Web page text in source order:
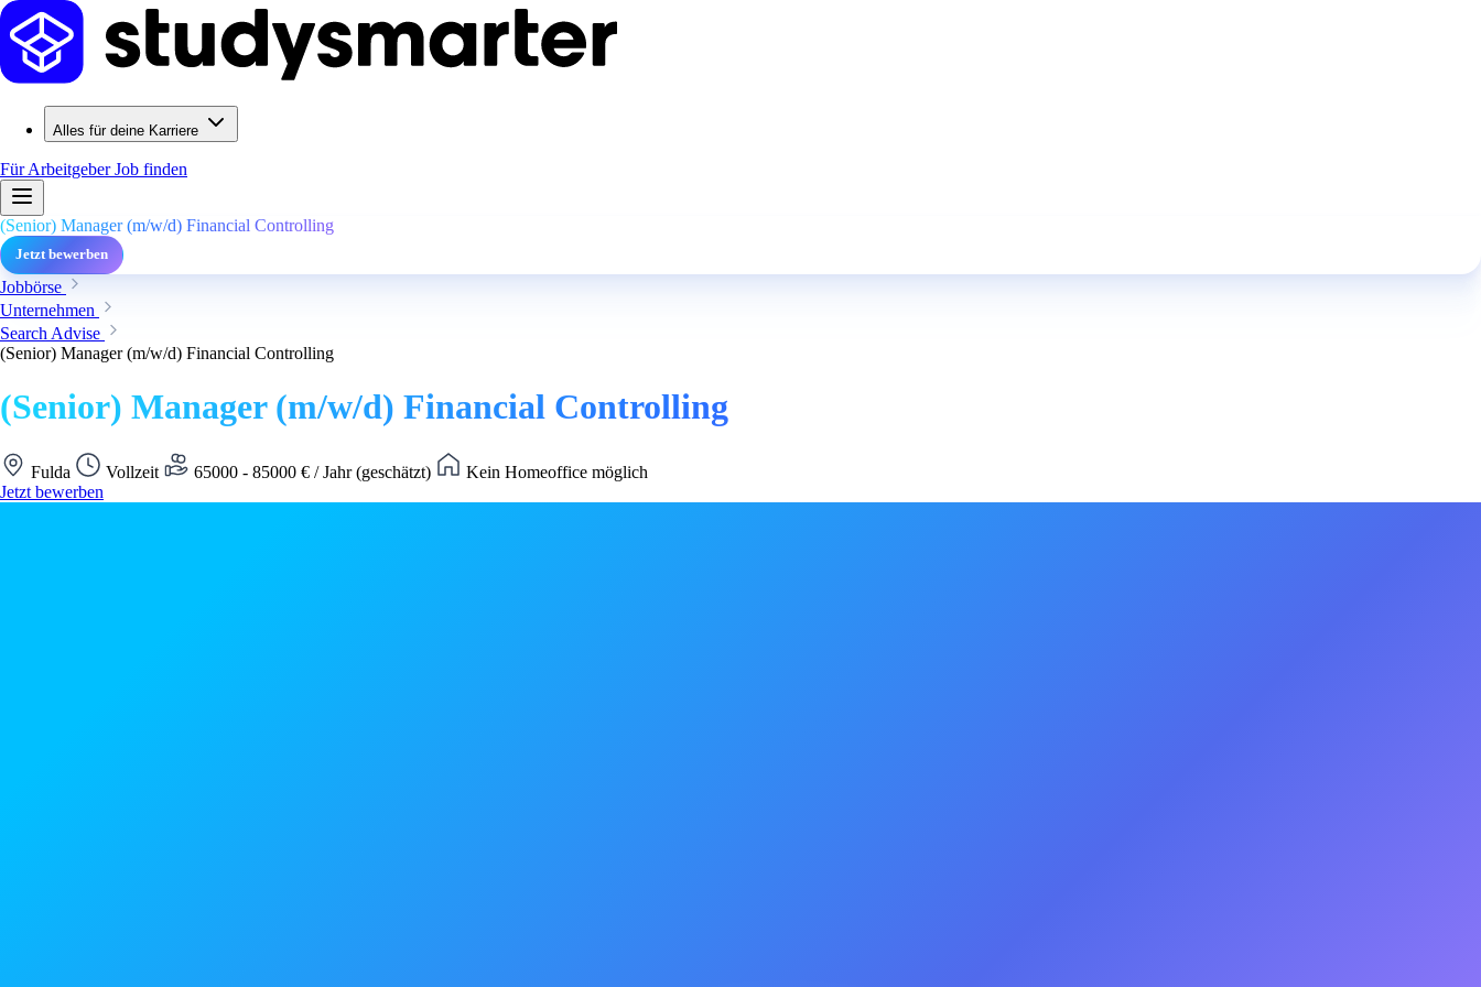
Alles für deine Karriere
Für ArbeitgeberJob finden
(Senior) Manager (m/w/d) Financial Controlling
Jetzt bewerben
Jobbörse
Unternehmen
Search Advise
(Senior) Manager (m/w/d) Financial Controlling
(Senior) Manager (m/w/d) Financial Controlling
Fulda Vollzeit 65000 - 85000 € / Jahr (geschätzt)
Kein Homeoffice möglich
Jetzt bewerben